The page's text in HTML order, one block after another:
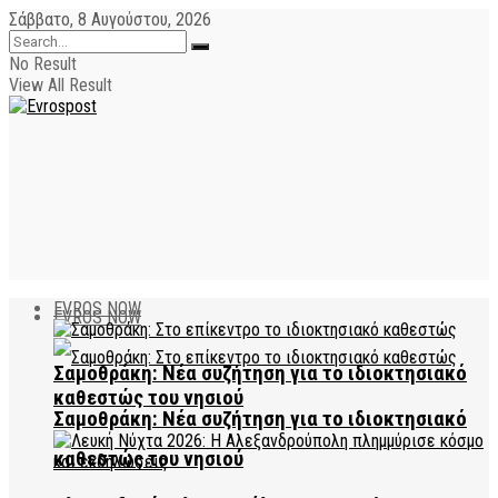
Σάββατο, 8 Αυγούστου, 2026
No Result
View All Result
EVROS NOW
Σαμοθράκη: Νέα συζήτηση για το ιδιοκτησιακό
καθεστώς του νησιού
EVROS NOW
Σαμοθράκη: Νέα συζήτηση για το ιδιοκτησιακό
καθεστώς του νησιού